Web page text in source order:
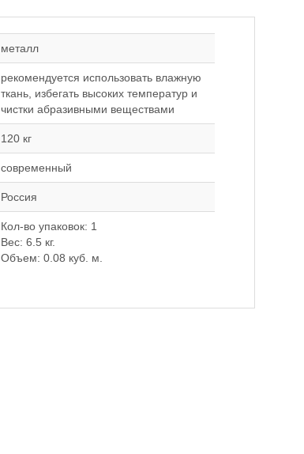
металл
рекомендуется использовать влажную
ткань, избегать высоких температур и
чистки абразивными веществами
120 кг
современный
Россия
Кол-во упаковок: 1
Вес: 6.5 кг.
Объем: 0.08 куб. м.